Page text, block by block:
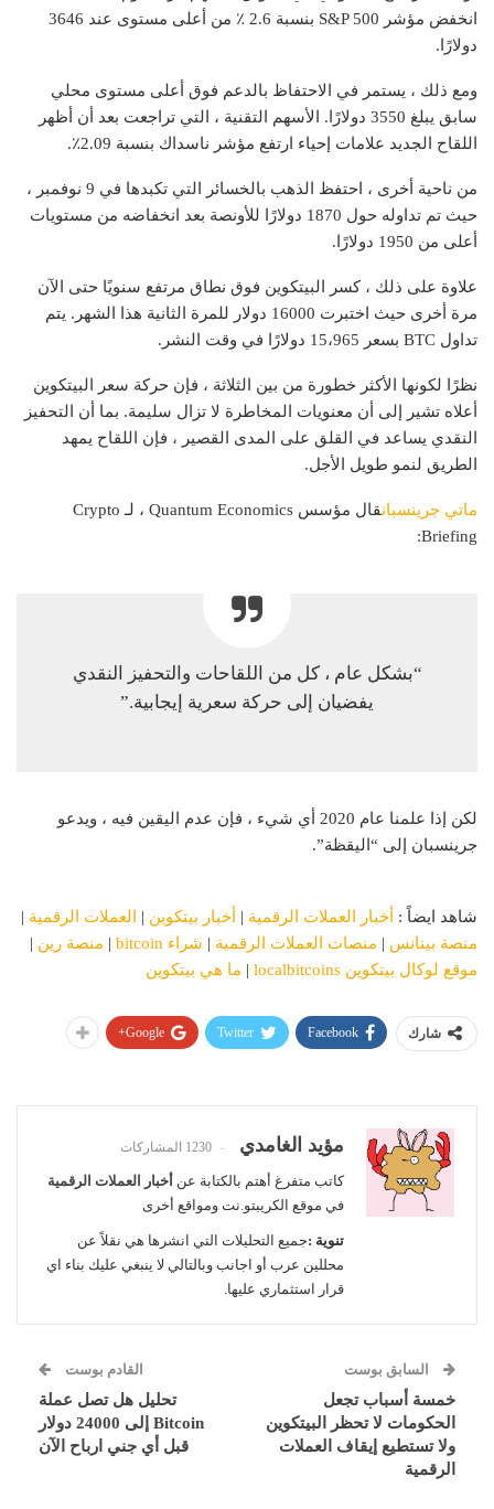
انخفض مؤشر S&P 500 بنسبة 2.6 ٪ من أعلى مستوى عند 3646
دولارًا.
ومع ذلك ، يستمر في الاحتفاظ بالدعم فوق أعلى مستوى محلي
سابق يبلغ 3550 دولارًا. الأسهم التقنية ، التي تراجعت بعد أن أظهر
اللقاح الجديد علامات إحياء ارتفع مؤشر ناسداك بنسبة 2.09٪.
من ناحية أخرى ، احتفظ الذهب بالخسائر التي تكبدها في 9 نوفمبر ،
حيث تم تداوله حول 1870 دولارًا للأونصة بعد انخفاضه من مستويات
أعلى من 1950 دولارًا.
علاوة على ذلك ، كسر البيتكوين فوق نطاق مرتفع سنويًا حتى الآن
مرة أخرى حيث اختبرت 16000 دولار للمرة الثانية هذا الشهر. يتم
تداول BTC بسعر 15،965 دولارًا في وقت النشر.
نظرًا لكونها الأكثر خطورة من بين الثلاثة ، فإن حركة سعر البيتكوين
أعلاه تشير إلى أن معنويات المخاطرة لا تزال سليمة. بما أن التحفيز
النقدي يساعد في القلق على المدى القصير ، فإن اللقاح يمهد
الطريق لنمو طويل الأجل.
ماتي جرينسبان
قال مؤسس Quantum Economics ، لـ Crypto
Briefing:
“بشكل عام ، كل من اللقاحات والتحفيز النقدي
يفضيان إلى حركة سعرية إيجابية.”
لكن إذا علمنا عام 2020 أي شيء ، فإن عدم اليقين فيه ، ويدعو
جرينسبان إلى “اليقظة”.
شاهد ايضاً : أخبار العملات الرقمية | أخبار بيتكوين | العملات الرقمية |
منصة بينانس | منصات العملات الرقمية | شراء bitcoin | منصة رين |
موقع لوكال بيتكوين localbitcoins
| ما هي بيتكوين
شارك Facebook
Twitter
Google+
مؤيد الغامدي 1230 المشاركات
كاتب متفرغ أهتم بالكتابة عن أخبار العملات الرقمية
في موقع الكريبتو.نت ومواقع أخرى
تنوية :جميع التحليلات التي انشرها هي نقلاً عن
محللين عرب أو اجانب وبالتالي لا ينبغي عليك بناء اي
قرار استثماري عليها.
السابق بوست
خمسة أسباب تجعل
الحكومات لا تحظر البيتكوين
ولا تستطيع إيقاف العملات
الرقمية
القادم بوست
تحليل هل تصل عملة
Bitcoin إلى 24000 دولار
قبل أي جني ارباح الآن